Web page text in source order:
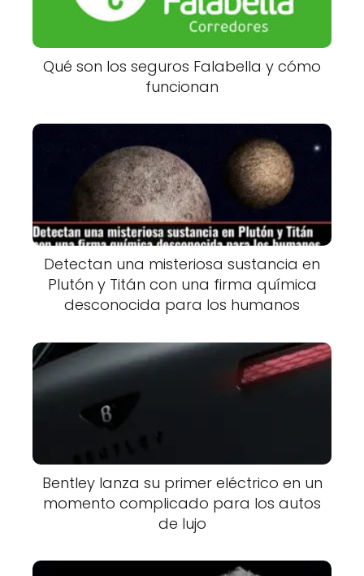
Qué son los seguros Falabella y cómo
funcionan
Detectan una misteriosa sustancia en
Plutón y Titán con una firma química
desconocida para los humanos
Bentley lanza su primer eléctrico en un
momento complicado para los autos
de lujo